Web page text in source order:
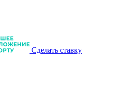
Сделать ставку